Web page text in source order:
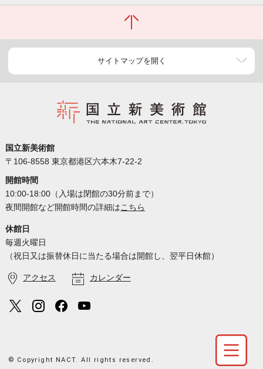
サイトマップを開く
国立新美術館
〒106-8558 東京都港区六本木7-22-2
開館時間
10:00-18:00（入場は閉館の30分前まで）
夜間開館など開館時間の詳細はこちら
休館日
毎週火曜日
（祝日又は振替休日に当たる場合は開館し、翌平日休館）
アクセス カレンダー
© Copyright NACT. All rights reserved.